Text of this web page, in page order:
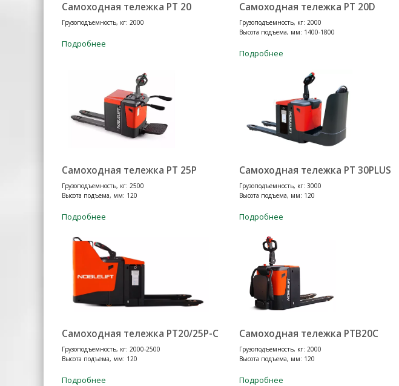
Самоходная тележка PT 20
Грузоподъемность, кг: 2000
Подробнее
Самоходная тележка PT 20D
Грузоподъемность, кг: 2000
Высота подъема, мм: 1400-1800
Подробнее
Самоходная тележка PT 25P
Грузоподъемность, кг: 2500
Высота подъема, мм: 120
Подробнее
Самоходная тележка PT 30PLUS
Грузоподъемность, кг: 3000
Высота подъема, мм: 120
Подробнее
Самоходная тележка PT20/25P-C
Грузоподъемность, кг: 2000-2500
Высота подъема, мм: 120
Подробнее
Самоходная тележка PTB20C
Грузоподъемность, кг: 2000
Высота подъема, мм: 120
Подробнее